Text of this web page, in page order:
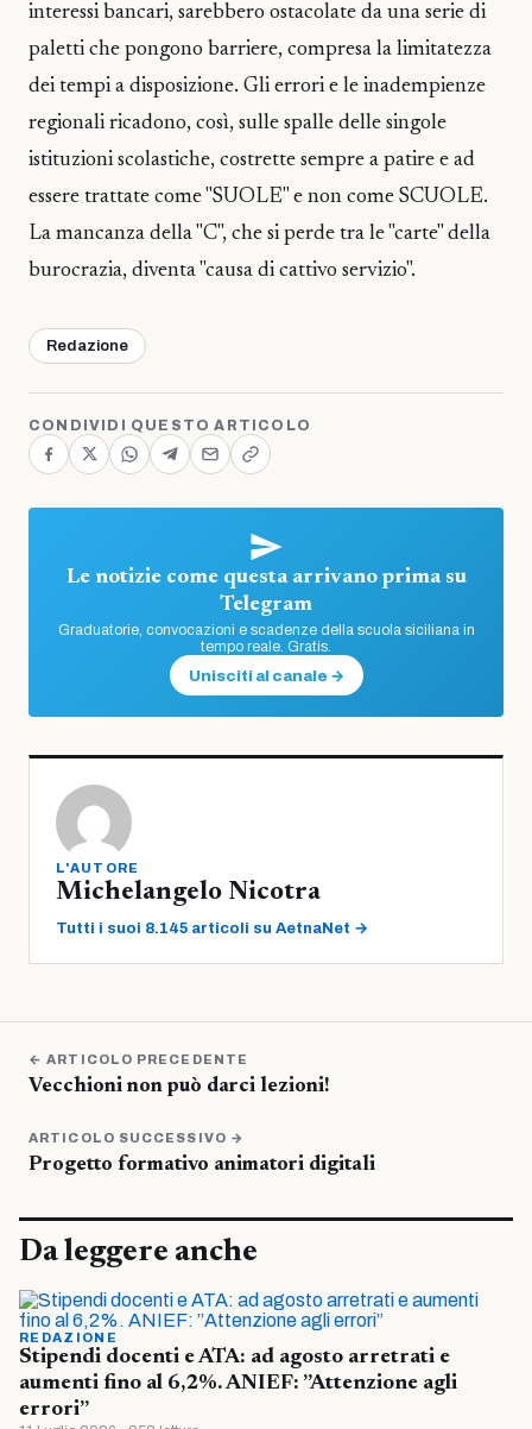
interessi bancari, sarebbero ostacolate da una serie di
paletti che pongono barriere, compresa la limitatezza
dei tempi a disposizione. Gli errori e le inadempienze
regionali ricadono, così, sulle spalle delle singole
istituzioni scolastiche, costrette sempre a patire e ad
essere trattate come "SUOLE" e non come SCUOLE.
La mancanza della "C", che si perde tra le "carte" della
burocrazia, diventa "causa di cattivo servizio".
Redazione
CONDIVIDI QUESTO ARTICOLO
Le notizie come questa arrivano prima su
Telegram
Graduatorie, convocazioni e scadenze della scuola siciliana in
tempo reale. Gratis.
Unisciti al canale →
L'AUTORE
Michelangelo Nicotra
Tutti i suoi 8.145 articoli su AetnaNet →
← ARTICOLO PRECEDENTE
Vecchioni non può darci lezioni!
ARTICOLO SUCCESSIVO →
Progetto formativo animatori digitali
Da leggere anche
REDAZIONE
Stipendi docenti e ATA: ad agosto arretrati e
aumenti fino al 6,2%. ANIEF: ”Attenzione agli
errori”